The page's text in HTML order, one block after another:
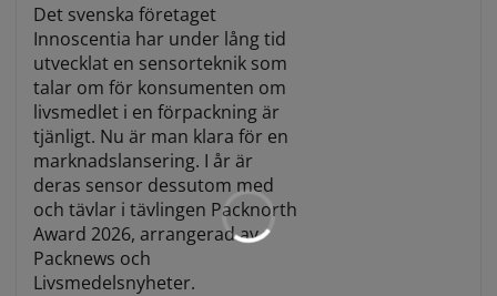
Det svenska företaget
Innoscentia har under lång tid
utvecklat en sensorteknik som
talar om för konsumenten om
livsmedlet i en förpackning är
tjänligt. Nu är man klara för en
marknadslansering. I år är
deras sensor dessutom med
och tävlar i tävlingen Packnorth
Award 2026, arrangerad av
Packnews och
Livsmedelsnyheter.